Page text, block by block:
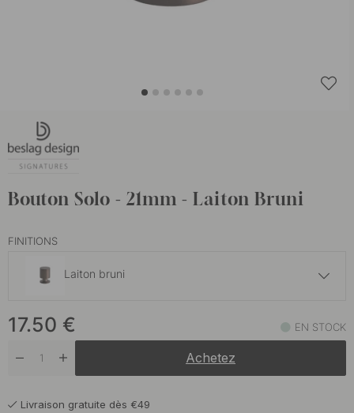
Bouton Solo - 21mm - Laiton Bruni
FINITIONS
Laiton bruni
Acier inoxydable brossé En stock
Laiton poli En stock
17.50 € EN STOCK
Achetez
Livraison gratuite dès €49